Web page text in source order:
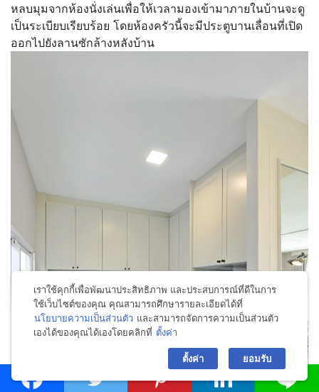
หลบมุมจากห้องนั่งเล่นเพื่อให้เวลามองเข้ามาภายในบ้านจะดู
เป็นระเบียบเรียบร้อย โดยห้องครัวนี้จะมีประตูบานเลื่อนที่เปิด
ออกไปยังลานซักล้างหลังบ้าน
เราใช้คุกกี้เพื่อพัฒนาประสิทธิภาพ และประสบการณ์ที่ดีในการ
ใช้เว็บไซต์ของคุณ คุณสามารถศึกษารายละเอียดได้ที่
นโยบายความเป็นส่วนตัว และสามารถจัดการความเป็นส่วนตัว
เองได้ของคุณได้เองโดยคลิกที่ ตั้งค่า
ตั้งค่า ยอมรับ